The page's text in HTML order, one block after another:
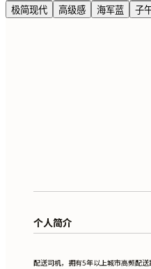
极简现代
高级感 海军蓝 子
个人简介
配送司机，拥有5年以上城市高频配